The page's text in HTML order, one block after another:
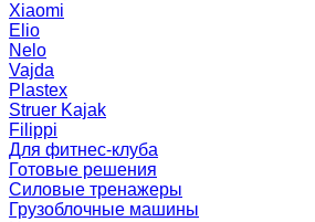
Xiaomi
Elio
Nelo
Vajda
Plastex
Struer Kajak
Filippi
Для фитнес-клуба
Готовые решения
Силовые тренажеры
Грузоблочные машины